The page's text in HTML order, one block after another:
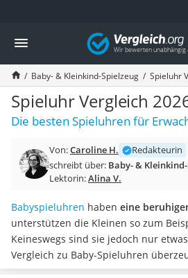
Die beliebtesten Vergleiche nach
Kind & Baby
Babyphone mit 2 Kameras
Walkie-Talkie Kinder
Kindermatratzen
Babywippe
Rollschuhe für Kinder
Laufrad
Kinderschubkarre
Kinderuhr
Babyphone
Treppenschutzgitter
Kindersitz ab 4 Jahren
Kinderroller 3 Räder
Vergleich
Baby- & Kleinkind-Spielzeug Spieluhr
Spieluhr Vergleich
Die besten Spieluhren für
Von:Caroline H.
Redakteurin
schreibt über: Baby- &
Lektorin:Alina V.
Babyspieluhren haben eine
unterstützen die Kleinen so zum
Keineswegs sind sie jedoch nur
Vergleich zu Baby-Spieluhren
Erwachsenenmitbekannten